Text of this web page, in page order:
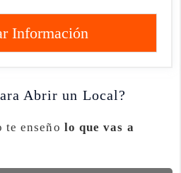
Información
Abrir un Local?
enseño lo que vas a